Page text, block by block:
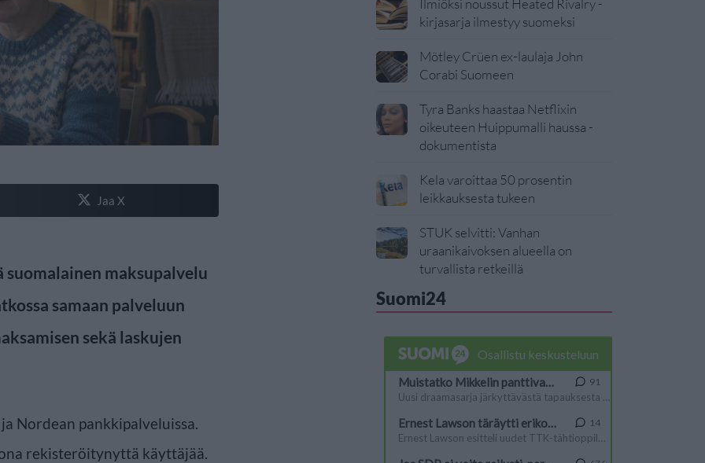
Jaa X
maksupalvelu
samaan palveluun
sekä laskujen
Nordean pankkipalveluissa.
rekisteröitynyttä käyttäjää.
Ilmiöksi noussut Heated Rivalry -
kirjasarja ilmestyy suomeksi
Mötley Crüen ex-laulaja John
Corabi Suomeen
Tyra Banks haastaa Netflixin
oikeuteen Huippumalli haussa -
dokumentista
Kela varoittaa 50 prosentin
leikkauksesta tukeen
STUK selvitti: Vanhan
uraanikaivoksen alueella on
turvallista retkeillä
Suomi24